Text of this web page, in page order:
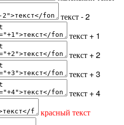
текст - 2
текст + 1
текст + 2
текст + 3
текст + 4
красный текст